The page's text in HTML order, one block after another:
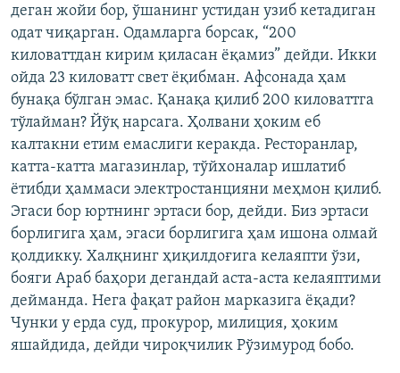
деган жойи бор, ўшанинг устидан узиб кетадиган
одат чиқарган. Одамларга борсак, “200
киловаттдан кирим қиласан ëқамиз” дейди. Икки
ойда 23 киловатт свет ëқибман. Афсонада ҳам
бунақа бўлган эмас. Қанақа қилиб 200 киловаттга
тўлайман? Йўқ нарсага. Ҳолвани ҳоким еб
калтакни етим емаслиги керакда. Ресторанлар,
катта-катта магазинлар, тўйхоналар ишлатиб
ëтибди ҳаммаси электростанцияни меҳмон қилиб.
Эгаси бор юртнинг эртаси бор, дейди. Биз эртаси
борлигига ҳам, эгаси борлигига ҳам ишона олмай
қолдикку. Халқнинг ҳиқилдоғига келаяпти ўзи,
бояги Араб баҳори дегандай аста-аста келаяптими
дейманда. Нега фақат район марказига ëқади?
Чунки у ерда суд, прокурор, милиция, ҳоким
яшайдида, дейди чироқчилик Рўзимурод бобо.